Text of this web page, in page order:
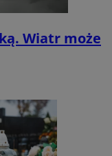
Wiatr może